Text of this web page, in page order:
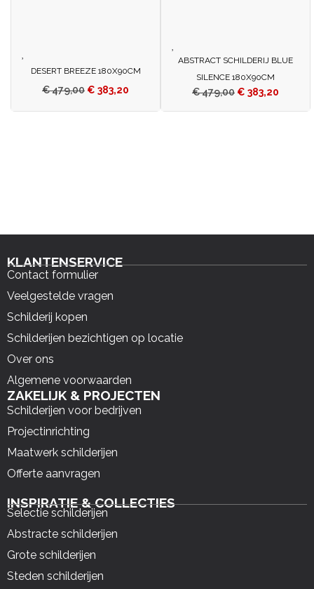
DESERT BREEZE 180X90CM
€479,00 € 383,20
ABSTRACT SCHILDERIJ BLUE
SILENCE 180X90CM
€479,00 € 383,20
KLANTENSERVICE
Contact formulier
Veelgestelde vragen
Schilderij kopen
Schilderijen bezichtigen op locatie
Over ons
Algemene voorwaarden
ZAKELIJK & PROJECTEN
Schilderijen voor bedrijven
Projectinrichting
Maatwerk schilderijen
Offerte aanvragen
INSPIRATIE & COLLECTIES
Selectie schilderijen
Abstracte schilderijen
Grote schilderijen
Steden schilderijen